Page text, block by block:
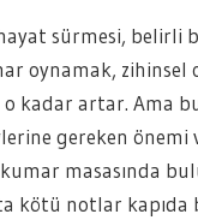
sürmesi,
oynamak, zihinsel
o kadar artar. Ama
gereken
kumar masasında
kötü notlar kapıda